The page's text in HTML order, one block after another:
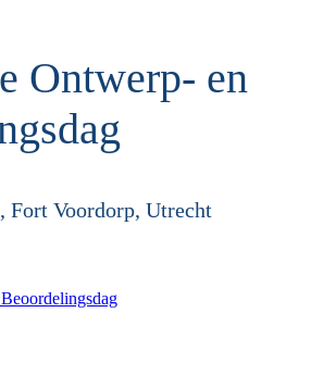
Ontwerp- en
Fort Voordorp, Utrecht